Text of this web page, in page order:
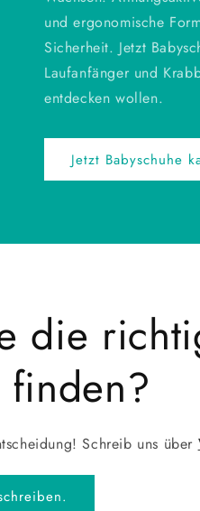
und ergonomische
Sicherheit. Jetzt
Laufanfänger und
entdecken wollen.
Jetzt Babyschuhe
die
finden?
Schreib uns über